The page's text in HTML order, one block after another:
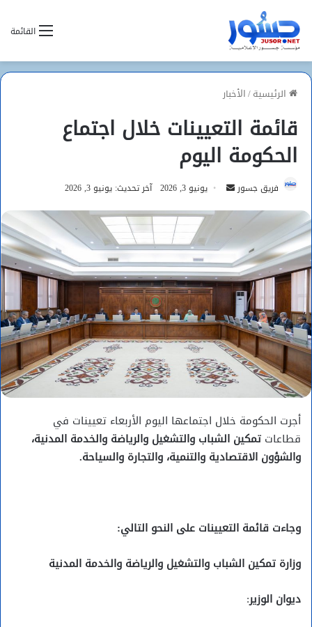
القائمة
الرئيسية/الأخبار
قائمة التعيينات خلال اجتماع
الحكومة اليوم
فريق جسور
أرسل
إلكترونيا
يونيو 3, 2026 آخر تحديث: يونيو 3, 2026
أجرت الحكومة خلال اجتماعها اليوم الأربعاء تعيينات في
قطاعات تمكين الشباب والتشغيل والرياضة والخدمة المدنية،
والشؤون الاقتصادية والتنمية، والتجارة والسياحة.
وجاءت قائمة التعيينات على النحو التالي:
وزارة تمكين الشباب والتشغيل والرياضة والخدمة المدنية
ديوان الوزير: